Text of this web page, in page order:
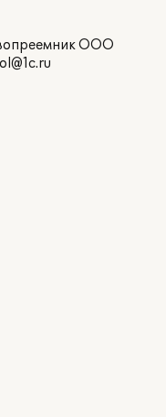
ООО